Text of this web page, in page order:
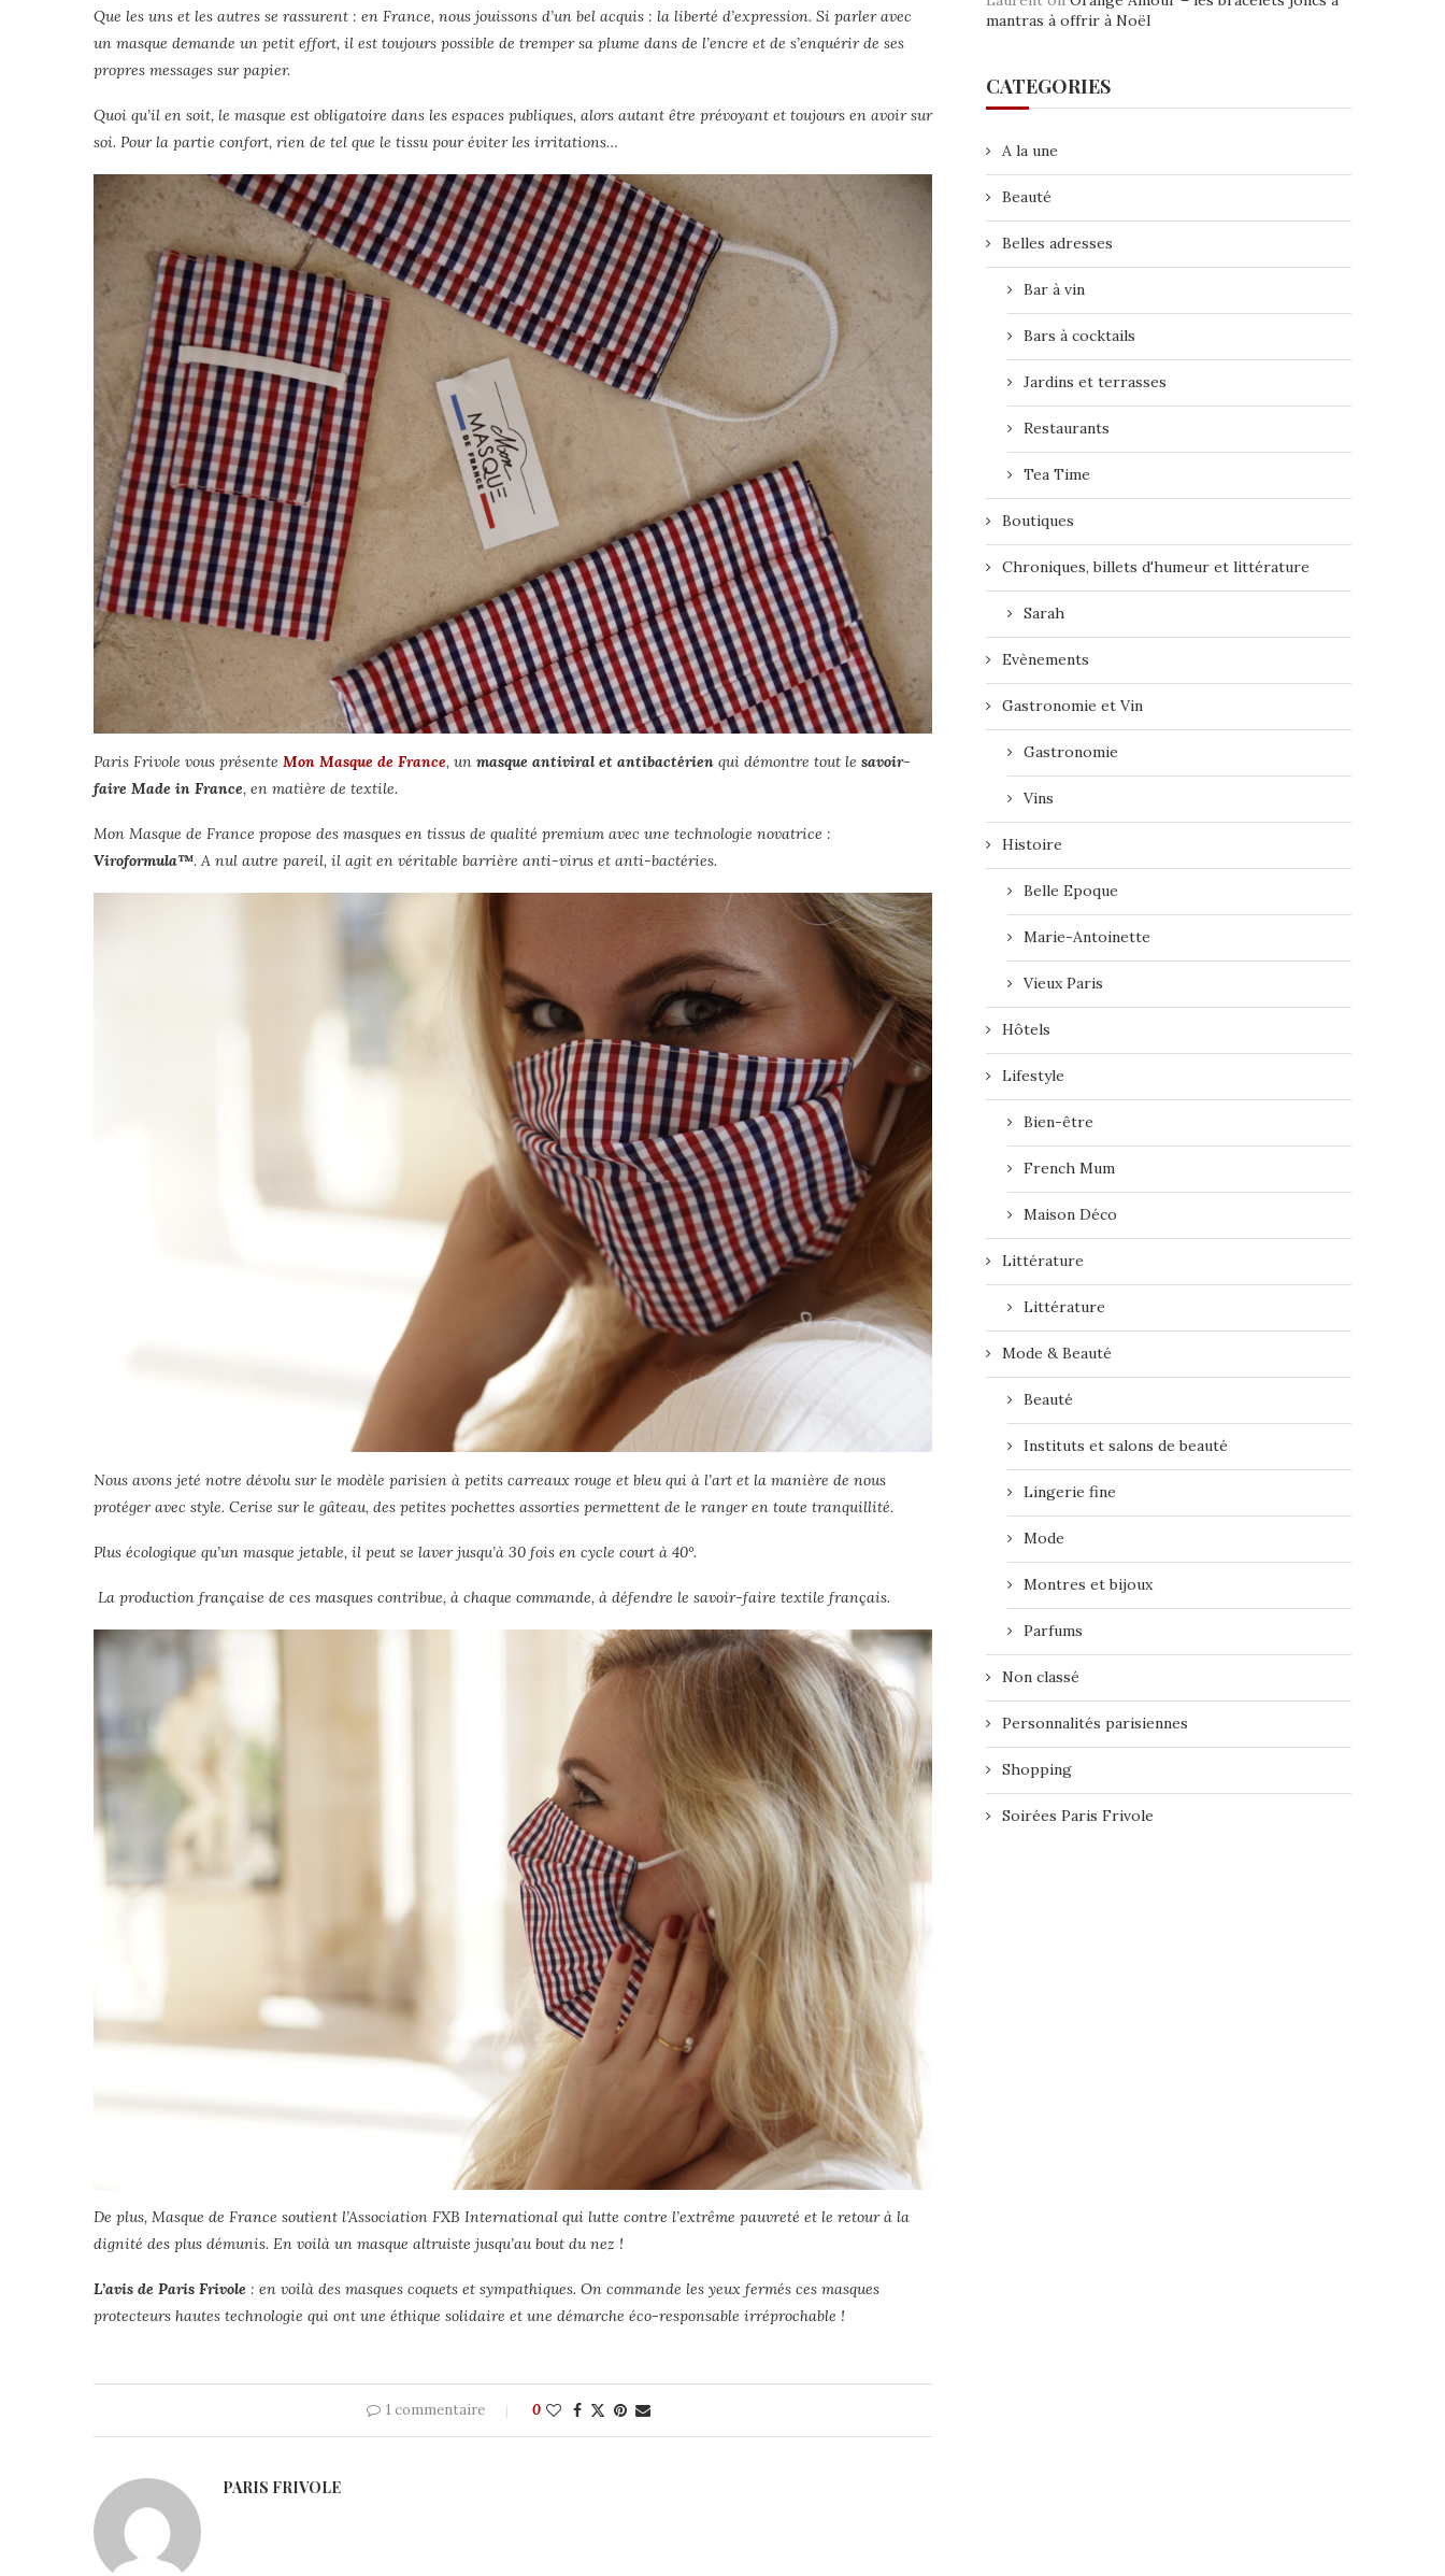
Que les uns et les autres se rassurent : en France, nous jouissons d’un bel acquis : la liberté d’expression. Si parler avec
un masque demande un petit effort, il est toujours possible de tremper sa plume dans de l’encre et de s’enquérir de ses
propres messages sur papier.
Quoi qu’il en soit, le masque est obligatoire dans les espaces publiques, alors autant être prévoyant et toujours en avoir sur
soi. Pour la partie confort, rien de tel que le tissu pour éviter les irritations…
Paris Frivole vous présente Mon Masque de France, un masque antiviral et antibactérien qui démontre tout le savoir-
faire Made in France, en matière de textile.
Mon Masque de France propose des masques en tissus de qualité premium avec une technologie novatrice :
Viroformula™. A nul autre pareil, il agit en véritable barrière anti-virus et anti-bactéries.
Nous avons jeté notre dévolu sur le modèle parisien à petits carreaux rouge et bleu qui à l’art et la manière de nous
protéger avec style. Cerise sur le gâteau, des petites pochettes assorties permettent de le ranger en toute tranquillité.
Plus écologique qu’un masque jetable, il peut se laver jusqu’à 30 fois en cycle court à 40°.
La production française de ces masques contribue, à chaque commande, à défendre le savoir-faire textile français.
De plus, Masque de France soutient l’Association FXB International qui lutte contre l’extrême pauvreté et le retour à la
dignité des plus démunis. En voilà un masque altruiste jusqu’au bout du nez !
L’avis de Paris Frivole : en voilà des masques coquets et sympathiques. On commande les yeux fermés ces masques
protecteurs hautes technologie qui ont une éthique solidaire et une démarche éco-responsable irréprochable !
1 commentaire 0
PARIS FRIVOLE
mantras à offrir à Noël
CATEGORIES
A la une
Beauté
Belles adresses
Bar à vin
Bars à cocktails
Jardins et terrasses
Restaurants
Tea Time
Boutiques
Chroniques, billets d'humeur et littérature
Sarah
Evènements
Gastronomie et Vin
Gastronomie
Vins
Histoire
Belle Epoque
Marie-Antoinette
Vieux Paris
Hôtels
Lifestyle
Bien-être
French Mum
Maison Déco
Littérature
Littérature
Mode & Beauté
Beauté
Instituts et salons de beauté
Lingerie fine
Mode
Montres et bijoux
Parfums
Non classé
Personnalités parisiennes
Shopping
Soirées Paris Frivole